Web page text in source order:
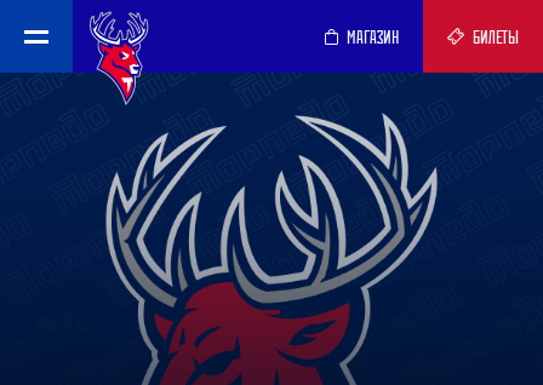
МАГАЗИН БИЛЕТЫ